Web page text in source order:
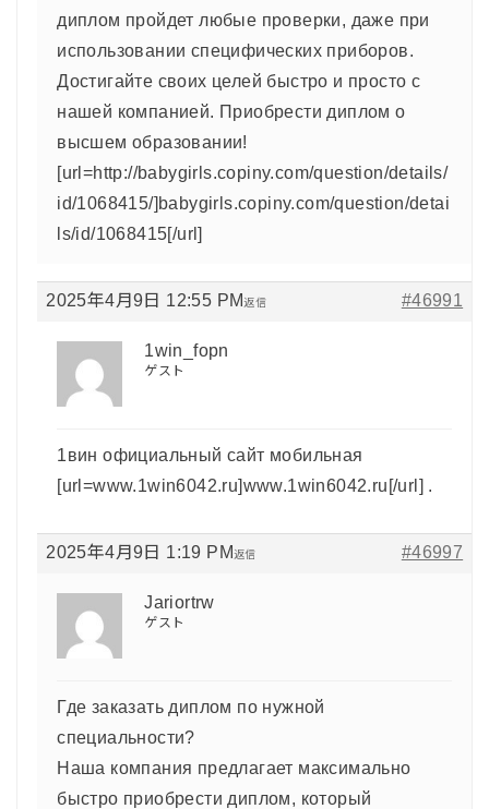
диплом пройдет любые проверки, даже при
использовании специфических приборов.
Достигайте своих целей быстро и просто с
нашей компанией. Приобрести диплом о
высшем образовании!
[url=http://babygirls.copiny.com/question/details/
id/1068415/]babygirls.copiny.com/question/detai
ls/id/1068415[/url]
2025年4月9日 12:55 PM #46991
返信
1win_fopn
ゲスト
1вин официальный сайт мобильная
[url=www.1win6042.ru]www.1win6042.ru[/url] .
2025年4月9日 1:19 PM #46997
返信
Jariortrw
ゲスト
Где заказать диплом по нужной
специальности?
Наша компания предлагает максимально
быстро приобрести диплом, который